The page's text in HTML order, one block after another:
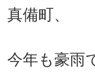
真備町、
今年も豪雨